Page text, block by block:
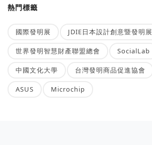
熱門標籤
國際發明展 JDIE日本設計創意暨發明展
世界發明智慧財產聯盟總會 SocialLab
中國文化大學 台灣發明商品促進協會
ASUS Microchip